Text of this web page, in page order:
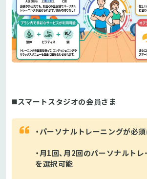
◼️スマートスタジオの会員さま
・パーソナルトレーニングが
・月1回、月2回のパーソナルト
を選択可能